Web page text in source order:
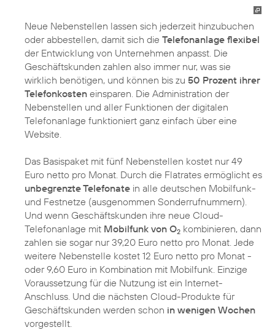
Neue Nebenstellen lassen sich jederzeit hinzubuchen
oder abbestellen, damit sich die Telefonanlage flexibel
der Entwicklung von Unternehmen anpasst. Die
Geschäftskunden zahlen also immer nur, was sie
wirklich benötigen, und können bis zu 50 Prozent ihrer
Telefonkosten einsparen. Die Administration der
Nebenstellen und aller Funktionen der digitalen
Telefonanlage funktioniert ganz einfach über eine
Website.
Das Basispaket mit fünf Nebenstellen kostet nur 49
Euro netto pro Monat. Durch die Flatrates ermöglicht es
unbegrenzte Telefonate in alle deutschen Mobilfunk-
und Festnetze (ausgenommen Sonderrufnummern).
Und wenn Geschäftskunden ihre neue Cloud-
Telefonanlage mit Mobilfunk von O2 kombinieren, dann
zahlen sie sogar nur 39,20 Euro netto pro Monat. Jede
weitere Nebenstelle kostet 12 Euro netto pro Monat -
oder 9,60 Euro in Kombination mit Mobilfunk. Einzige
Voraussetzung für die Nutzung ist ein Internet-
Anschluss. Und die nächsten Cloud-Produkte für
Geschäftskunden werden schon in wenigen Wochen
vorgestellt.